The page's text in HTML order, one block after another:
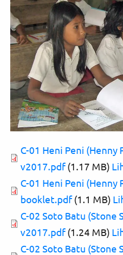
C-01 Heni Peni (Henny
v2017.pdf(1.17 MB)
C-01 Heni Peni (Henny
booklet.pdf(1.1 MB)
C-02 Soto Batu (Stone
v2017.pdf(1.24 MB)
C-02 Soto Batu (Stone